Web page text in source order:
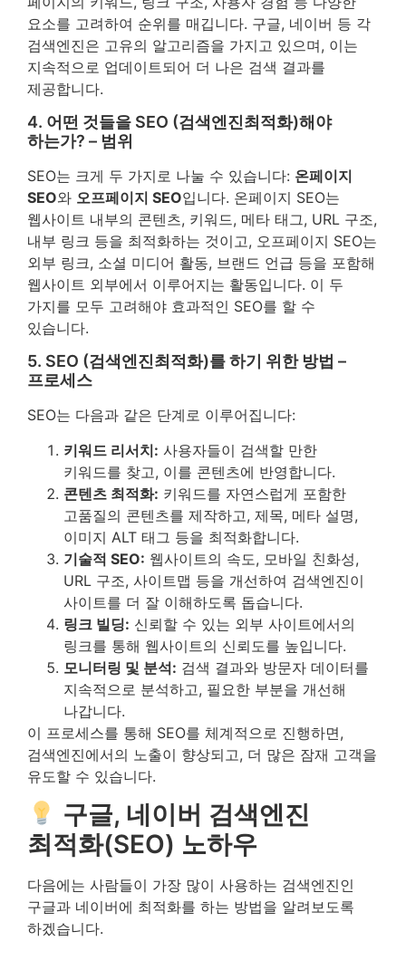
요소를 고려하여 순위를 매깁니다. 구글, 네이버 등 각
검색엔진은 고유의 알고리즘을 가지고 있으며, 이는
지속적으로 업데이트되어 더 나은 검색 결과를
제공합니다.
4. 어떤 것들을 SEO (검색엔진최적화)해야
하는가? – 범위
SEO는 크게 두 가지로 나눌 수 있습니다: 온페이지
SEO와 오프페이지 SEO입니다. 온페이지 SEO는
웹사이트 내부의 콘텐츠, 키워드, 메타 태그, URL 구조,
내부 링크 등을 최적화하는 것이고, 오프페이지 SEO는
외부 링크, 소셜 미디어 활동, 브랜드 언급 등을 포함해
웹사이트 외부에서 이루어지는 활동입니다. 이 두
가지를 모두 고려해야 효과적인 SEO를 할 수
있습니다.
5. SEO (검색엔진최적화)를 하기 위한 방법 –
프로세스
SEO는 다음과 같은 단계로 이루어집니다:
키워드 리서치: 사용자들이 검색할 만한
키워드를 찾고, 이를 콘텐츠에 반영합니다.
콘텐츠 최적화: 키워드를 자연스럽게 포함한
고품질의 콘텐츠를 제작하고, 제목, 메타 설명,
이미지 ALT 태그 등을 최적화합니다.
기술적 SEO: 웹사이트의 속도, 모바일 친화성,
URL 구조, 사이트맵 등을 개선하여 검색엔진이
사이트를 더 잘 이해하도록 돕습니다.
링크 빌딩: 신뢰할 수 있는 외부 사이트에서의
링크를 통해 웹사이트의 신뢰도를 높입니다.
모니터링 및 분석: 검색 결과와 방문자 데이터를
지속적으로 분석하고, 필요한 부분을 개선해
나갑니다.
이 프로세스를 통해 SEO를 체계적으로 진행하면,
검색엔진에서의 노출이 향상되고, 더 많은 잠재 고객을
유도할 수 있습니다.
구글, 네이버 검색엔진
최적화(SEO) 노하우
다음에는 사람들이 가장 많이 사용하는 검색엔진인
구글과 네이버에 최적화를 하는 방법을 알려보도록
하겠습니다.